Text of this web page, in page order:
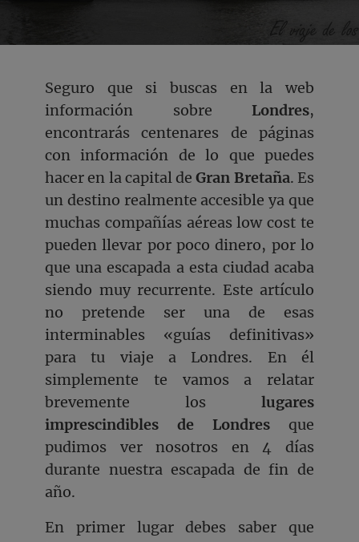
Seguro que si buscas en la web
información sobre Londres,
encontrarás centenares de páginas
con información de lo que puedes
hacer en la capital deGran Bretaña. Es
un destino realmente accesible ya que
muchas compañías aéreas low cost te
pueden llevar por poco dinero, por lo
que una escapada a esta ciudad acaba
siendo muy recurrente. Este artículo
no pretende ser una de esas
interminables «guías definitivas»
para tu viaje a Londres. En él
simplemente te vamos a relatar
brevemente los lugares
imprescindibles de Londres que
pudimos ver nosotros en 4 días
durante nuestra escapada de fin de
año.
En primer lugar debes saber que